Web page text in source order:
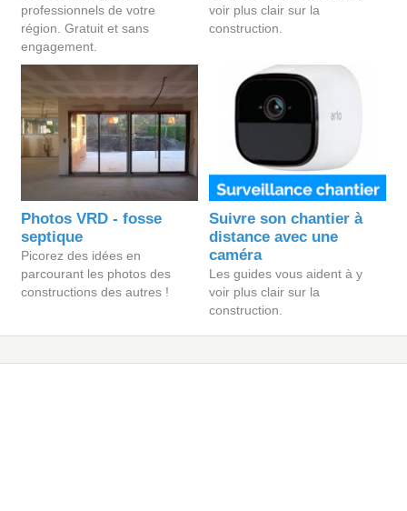
professionnels de votre
région. Gratuit et sans
engagement.
voir plus clair sur la
construction.
Photos VRD - fosse
septique
Picorez des idées en
parcourant les photos des
constructions des autres !
Suivre son chantier à
distance avec une
caméra
Les guides vous aident à y
voir plus clair sur la
construction.